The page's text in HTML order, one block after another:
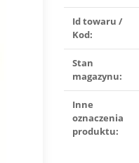
Id towaru /
Kod:
Stan
magazynu:
Inne
oznaczenia
produktu: